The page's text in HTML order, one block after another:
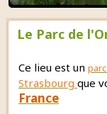
Le Parc de
Ce lieu est un
Strasbourg que
France